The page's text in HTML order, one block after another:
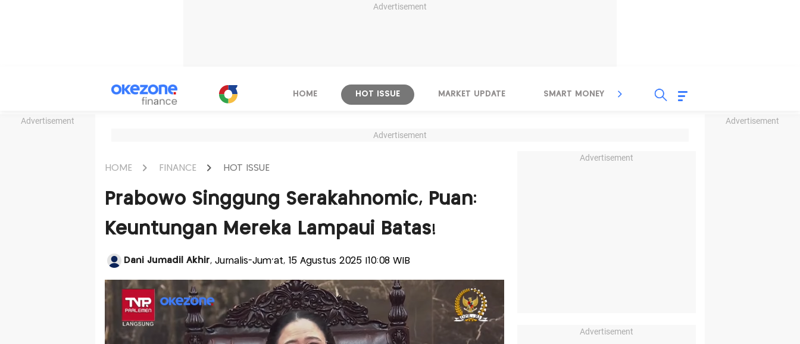
Advertisement
Advertisement Advertisement
HOME HOT ISSUE MARKET UPDATE SMART MONEY INSPIRASI BISNIS
Advertisement
HOME FINANCE HOT ISSUE
Prabowo Singgung Serakahnomic, Puan:
Keuntungan Mereka Lampaui Batas!
Dani Jumadil Akhir, Jurnalis-Jum'at, 15 Agustus 2025 |10:08 WIB
Advertisement
Advertisement